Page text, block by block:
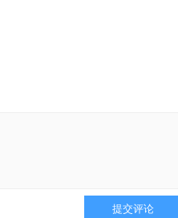
提交评论